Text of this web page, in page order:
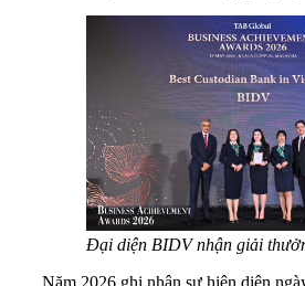
Đại diện BIDV nhận giải
Năm 2026 ghi nhận sự hiện diện